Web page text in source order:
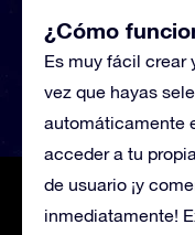
¿Cómo
Es muy fácil crear
vez que hayas
automáticamente
acceder a tu
de usuario ¡y
inmediatamente!